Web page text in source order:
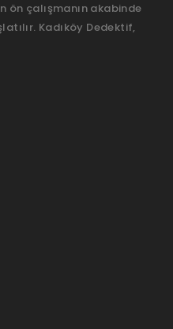
ön çalışmanın akabinde
Kadıköy Dedektif,